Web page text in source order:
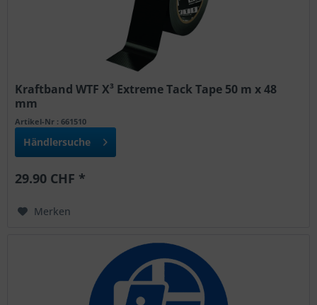
Kraftband WTF X³ Extreme Tack Tape 50 m x 48
mm
Artikel-Nr : 661510
Händlersuche
29.90 CHF *
Merken